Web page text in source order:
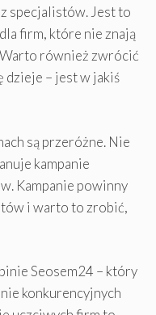
specjalistów. Jest to
firm, które nie znają
również zwrócić
dzieje – jest w jakiś
są przeróżne. Nie
kampanie
Kampanie powinny
i warto to zrobić,
Seosem24 – który
konkurencyjnych